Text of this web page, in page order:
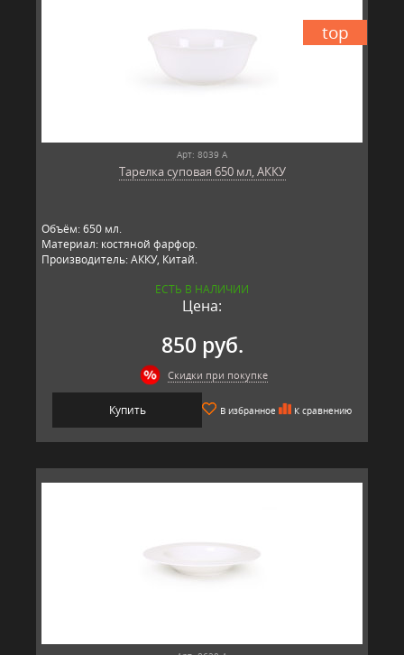
top
Арт: 8039 А
Тарелка суповая 650 мл, АККУ
Объём: 650 мл.
Материал: костяной фарфор.
Производитель: АККУ, Китай.
ЕСТЬ В НАЛИЧИИ
Цена:
850 руб.
Скидки при покупке
Купить В избранное К сравнению